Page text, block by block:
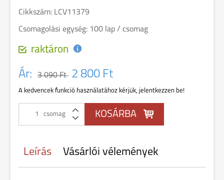
Cikkszám: LCV11379
Csomagolási egység: 100 lap / csomag
raktáron
Ár: 3 090 Ft 2 800 Ft
A kedvencek funkció használatához kérjük, jelentkezzen be!
csomag
Leírás Vásárlói vélemények